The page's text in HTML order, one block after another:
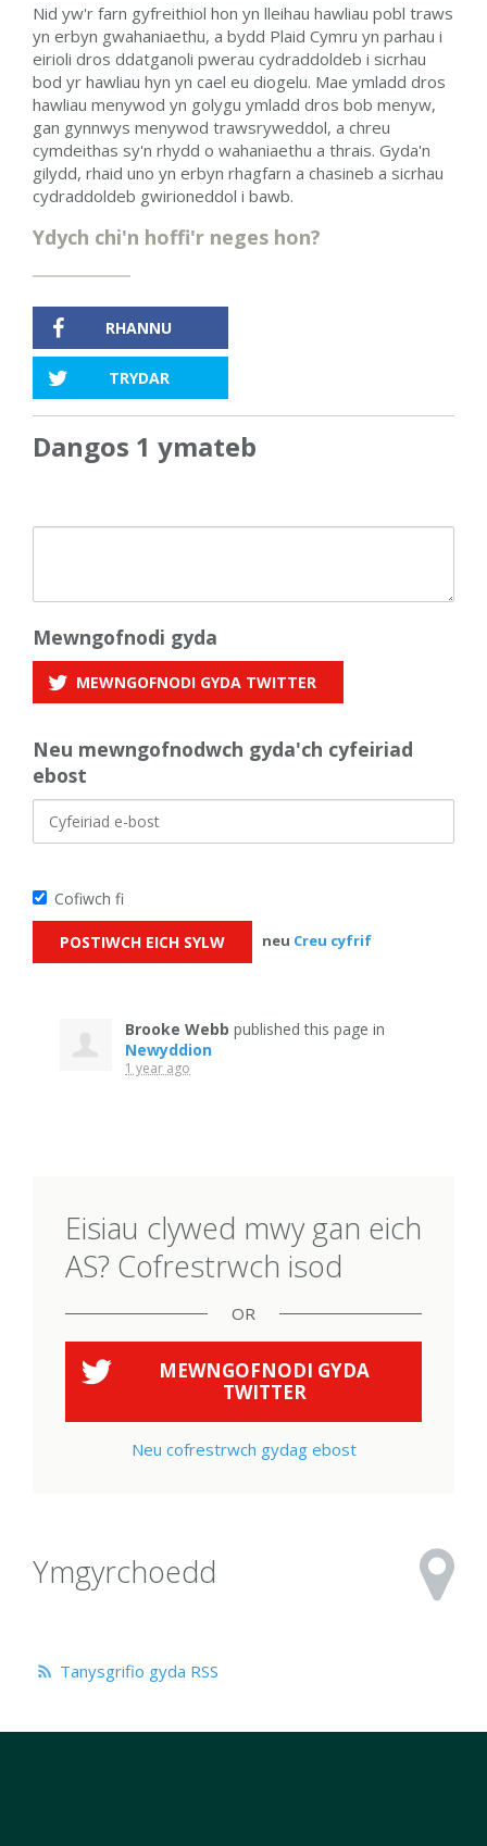
Nid yw'r farn gyfreithiol hon yn lleihau hawliau pobl traws
yn erbyn gwahaniaethu, a bydd Plaid Cymru yn parhau i
eirioli dros ddatganoli pwerau cydraddoldeb i sicrhau
bod yr hawliau hyn yn cael eu diogelu. Mae ymladd dros
hawliau menywod yn golygu ymladd dros bob menyw,
gan gynnwys menywod trawsryweddol, a chreu
cymdeithas sy'n rhydd o wahaniaethu a thrais. Gyda'n
gilydd, rhaid uno yn erbyn rhagfarn a chasineb a sicrhau
cydraddoldeb gwirioneddol i bawb.
Ydych chi'n hoffi'r neges hon?
RHANNU
TRYDAR
Dangos 1 ymateb
Mewngofnodi gyda
MEWNGOFNODI GYDA TWITTER
Neu mewngofnodwch gyda'ch cyfeiriad
ebost
Cofiwch fi
neu Creu cyfrif
Brooke Webb published this page in
Newyddion
1 year ago
Eisiau clywed mwy gan eich
AS? Cofrestrwch isod
OR
MEWNGOFNODI GYDA
TWITTER
Neu cofrestrwch gydag ebost
Ymgyrchoedd
Tanysgrifio gyda RSS